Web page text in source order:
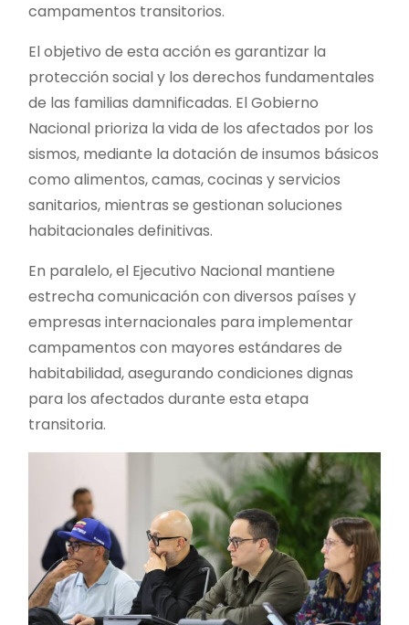
campamentos transitorios.
El objetivo de esta acción es garantizar la
protección social y los derechos fundamentales
de las familias damnificadas. El Gobierno
Nacional prioriza la vida de los afectados por los
sismos, mediante la dotación de insumos básicos
como alimentos, camas, cocinas y servicios
sanitarios, mientras se gestionan soluciones
habitacionales definitivas.
En paralelo, el Ejecutivo Nacional mantiene
estrecha comunicación con diversos países y
empresas internacionales para implementar
campamentos con mayores estándares de
habitabilidad, asegurando condiciones dignas
para los afectados durante esta etapa
transitoria.